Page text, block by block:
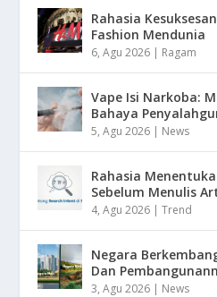
Rahasia
Fashion Mendunia
6, Agu 2026 | Ragam
Vape Isi Narkoba:
Bahaya
5, Agu 2026 | News
Rahasia
Sebelum Menulis
4, Agu 2026 |Trend
Negara
Dan
3, Agu 2026 | News